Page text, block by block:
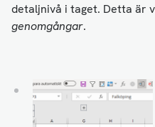
detaljnivå i taget. Detta är
genomgångar.